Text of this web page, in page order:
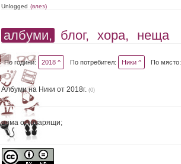
Unlogged (влез)
албуми, блог, хора, неща
По години: 2018 ^ По потребител: Ники ^ По място:
Албуми на Ники от 2018г. (0)
няма отговарящи;